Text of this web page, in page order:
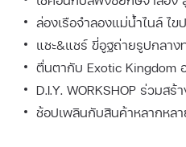
ล่องเรือจำลองแม่น้ำไนล์ ไ
แชะ&แชร์ ขี่อูฐถ่ายรูปกลางท
ตื่นตากับ Exotic Kingdom
D.I.Y. WORKSHOP ร่วมส
ช้อปเพลินกับสินค้าหลากหล